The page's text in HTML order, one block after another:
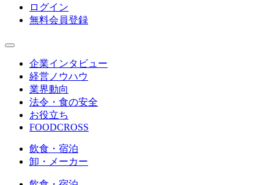
ログイン
無料会員登録
企業インタビュー
経営ノウハウ
業界動向
法令・食の安全
お役立ち
FOODCROSS
飲食・宿泊
卸・メーカー